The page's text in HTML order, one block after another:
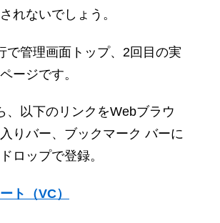
れないでしょう。
で管理画面トップ、2回目の実
ージです。
、以下のリンクをWebブラウ
りバー、ブックマーク バーに
ロップで登録。
ト（VC）